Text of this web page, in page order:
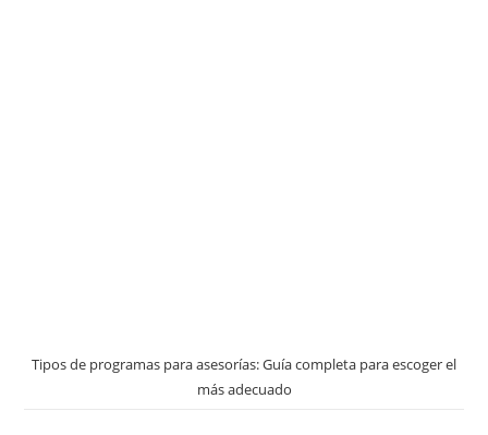
Tipos de programas para asesorías: Guía completa para escoger el
más adecuado